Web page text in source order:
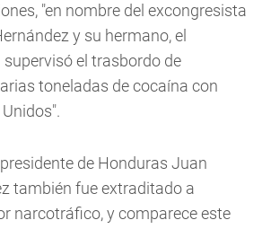
"en nombre del excongresista
y su hermano, el
supervisó el trasbordo de
toneladas de cocaína con
de Honduras Juan
también fue extraditado a
narcotráfico, y comparece este